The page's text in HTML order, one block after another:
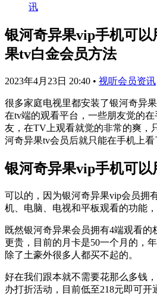
讯
银河奇异果vip手机可以
果tv白金会员方法
2023年4月23日 20:40 • 视听会员资讯
很多家庭电视里都安装了银河奇异
在tv端的观看平台，一些朋友觉的
友，在TV上观看就觉的非常的爽，
河奇异果tv会员后就只能在手机上看
银河奇异果vip手机可以
可以的，因为银河奇异果vip会员拥
机、电脑、电视和平板观看的功能
既然银河奇异果会员拥有4端观看的
更贵，目前的月卡是50一个月的，
除了土豪外很多人都买不起的。
好在我们跟本就不需要花那么多钱
办打折活动，目前低至218元即可开